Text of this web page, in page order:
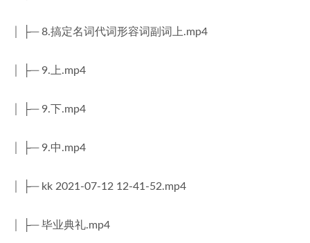
│ ├─ 8.搞定名词代词形容词副词上.mp4
│ ├─ 9.上.mp4
│ ├─ 9.下.mp4
│ ├─ 9.中.mp4
│ ├─ kk 2021-07-12 12-41-52.mp4
│ ├─ 毕业典礼.mp4